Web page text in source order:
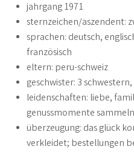
jahrgang 1971
sternzeichen/aszendent:
sprachen: deutsch,
französisch
eltern: peru-schweiz
geschwister: 3
leidenschaften: liebe,
genussmomente sammeln
überzeugung: das glück
verkleidet; bestellungen